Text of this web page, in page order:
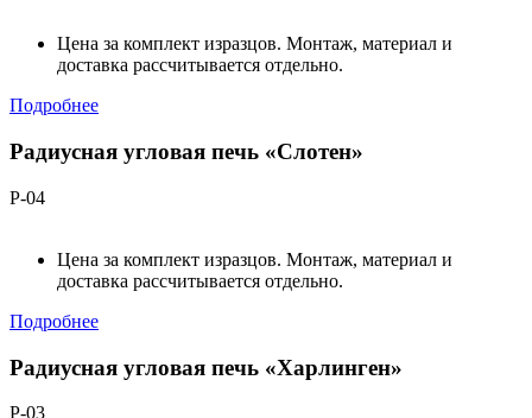
Цена за комплект изразцов. Монтаж, материал и
доставка рассчитывается отдельно.
Подробнее
Радиусная угловая печь «Слотен»
Р-04
Цена за комплект изразцов. Монтаж, материал и
доставка рассчитывается отдельно.
Подробнее
Радиусная угловая печь «Харлинген»
Р-03